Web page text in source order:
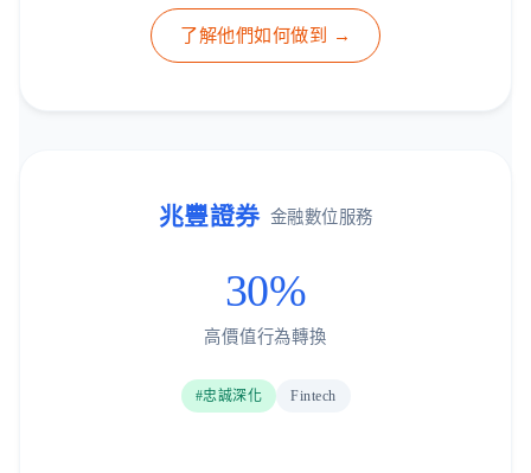
了解他們如何做到 →
兆豐證券 金融數位服務
30%
高價值行為轉換
#忠誠深化 Fintech